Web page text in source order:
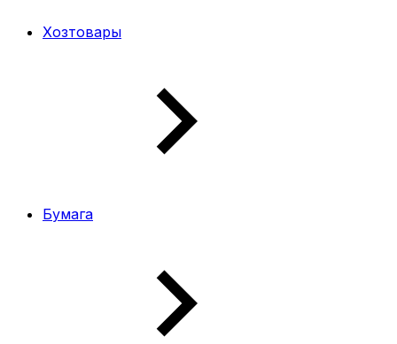
Хозтовары
Бумага